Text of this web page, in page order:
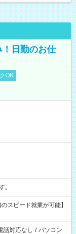
日勤のお仕
OK
。
スピード就業が可能】
話対応なし / パソコン